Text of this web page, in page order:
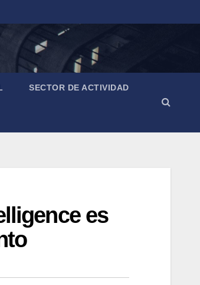
SECTOR DE ACTIVIDAD
es